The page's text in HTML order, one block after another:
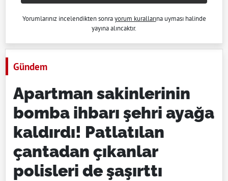
Yorumlarınız incelendikten sonrayorum kurallarına uyması halinde
yayına alıncaktır.
Gündem
Apartman sakinlerinin
bomba ihbarı şehri ayağa
kaldırdı! Patlatılan
çantadan çıkanlar
polisleri de şaşırttı